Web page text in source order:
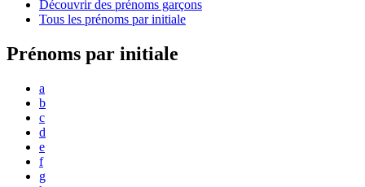
Découvrir des prénoms garçons
Tous les prénoms par initiale
Prénoms par initiale
a
b
c
d
e
f
g